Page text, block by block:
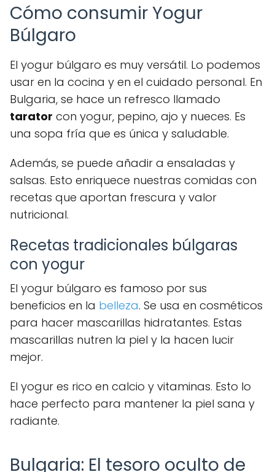
Cómo consumir Yogur
Búlgaro
El yogur búlgaro es muy versátil. Lo podemos
usar en la cocina y en el cuidado personal. En
Bulgaria, se hace un refresco llamado
tarator con yogur, pepino, ajo y nueces. Es
una sopa fría que es única y saludable.
Además, se puede añadir a ensaladas y
salsas. Esto enriquece nuestras comidas con
recetas que aportan frescura y valor
nutricional.
Recetas tradicionales búlgaras
con yogur
El yogur búlgaro es famoso por sus
beneficios en la belleza. Se usa en cosméticos
para hacer mascarillas hidratantes. Estas
mascarillas nutren la piel y la hacen lucir
mejor.
El yogur es rico en calcio y vitaminas. Esto lo
hace perfecto para mantener la piel sana y
radiante.
Bulgaria: El tesoro oculto de